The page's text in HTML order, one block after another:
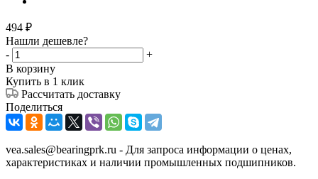
494 ₽
Нашли дешевле?
-
+
В корзину
Купить в 1 клик
Рассчитать доставку
Поделиться
vea.sales@bearingprk.ru - Для запроса информации о ценах,
характеристиках и наличии промышленных подшипников.